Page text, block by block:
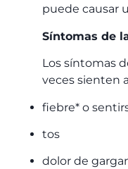
puede causar
Síntomas de
Los síntomas
veces sienten
fiebre* o
tos
dolor de